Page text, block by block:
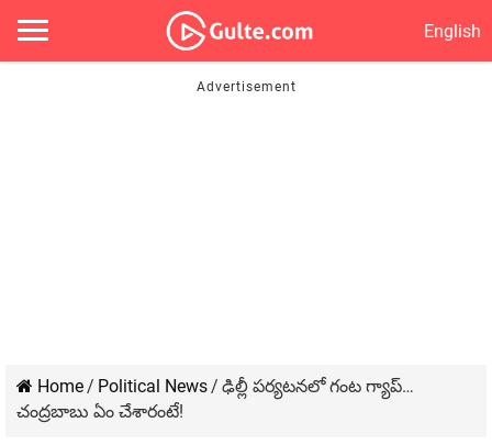
English
Home/ Political News/ ఢిల్లీ ప‌ర్య‌ట‌న‌లో గంట గ్యాప్‌…
చంద్ర‌బాబు ఏం చేశారంటే!